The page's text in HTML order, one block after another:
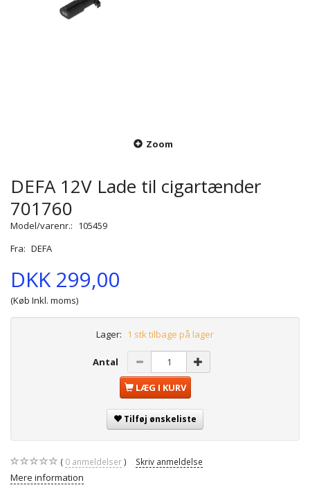
Zoom
DEFA 12V Lade til cigartænder
701760
Model/varenr.: 105459
Fra: DEFA
DKK 299,00
(Køb Inkl. moms)
Lager: 1 stk tilbage på lager
Antal
LÆG I KURV
Tilføj ønskeliste
0 anmeldelser Skriv anmeldelse
Mere information